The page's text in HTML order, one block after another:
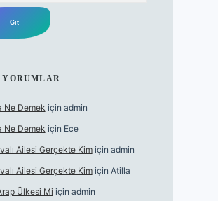
YORUMLAR
Ne Demek için admin
Ne Demek için Ece
Ailesi Gerçekte Kimiçin admin
Ailesi Gerçekte Kimiçin Atilla
Ülkesi Mi için admin